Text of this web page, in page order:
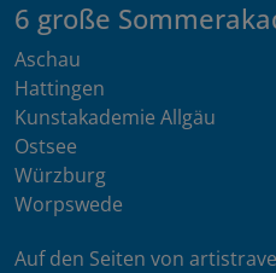
6 große
Aschau
Hattingen
Kunstakademie Allgäu
Ostsee
Würzburg
Worpswede
Auf den Seiten von